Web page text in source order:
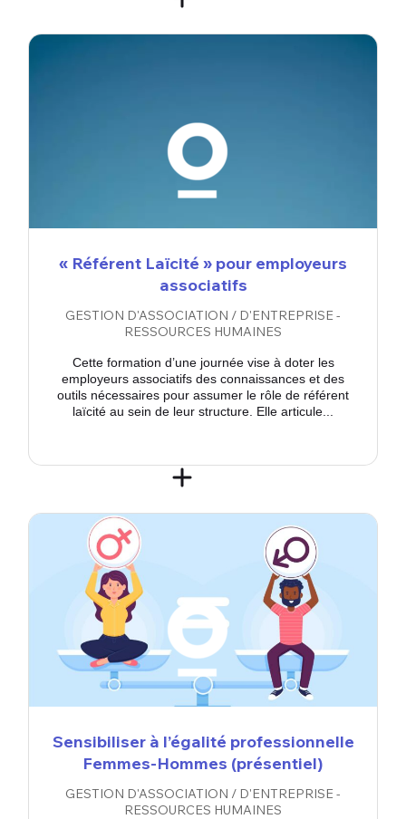
« Référent Laïcité » pour employeurs
associatifs
GESTION D'ASSOCIATION / D'ENTREPRISE -
RESSOURCES HUMAINES
Cette formation d’une journée vise à doter les
employeurs associatifs des connaissances et des
outils nécessaires pour assumer le rôle de référent
laïcité au sein de leur structure. Elle articule...
Sensibiliser à l’égalité professionnelle
Femmes-Hommes (présentiel)
GESTION D'ASSOCIATION / D'ENTREPRISE -
RESSOURCES HUMAINES